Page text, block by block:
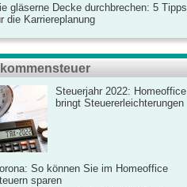
gläserne Decke durchbrechen: 5 Tipps
die Karriereplanung
Steuerjahr 2022: Homeoffice
bringt Steuererleichterungen
So können Sie im Homeoffice
sparen